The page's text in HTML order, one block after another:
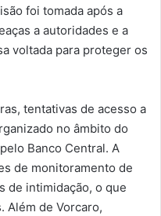
foi tomada após a
a autoridades e a
voltada para proteger os
tentativas de acesso a
no âmbito do
Banco Central. A
de monitoramento de
de intimidação, o que
Além de Vorcaro,